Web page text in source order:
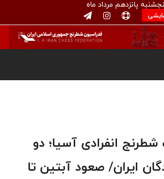
پانزدهم مرداد ماه
انفرادی آسیا؛ دو
ایران/ صعود آبتین تا